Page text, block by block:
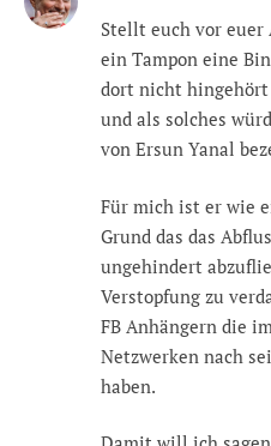
Stellt euch vor
ein Tampon eine
dort nicht hingehört
und als solches
von Ersun Yanal
Für mich ist er wie
Grund das das
ungehindert
Verstopfung zu
FB Anhängern die
Netzwerken nach
haben.